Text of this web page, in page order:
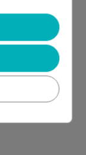
de deseos
Iniciar sesión